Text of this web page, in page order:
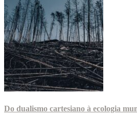
Do dualismo cartesiano à ecologia